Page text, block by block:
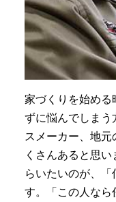
家づくりを始める
ずに悩んでしまう
スメーカー、地
くさんあると思
らいたいのが、
す。「この人なら